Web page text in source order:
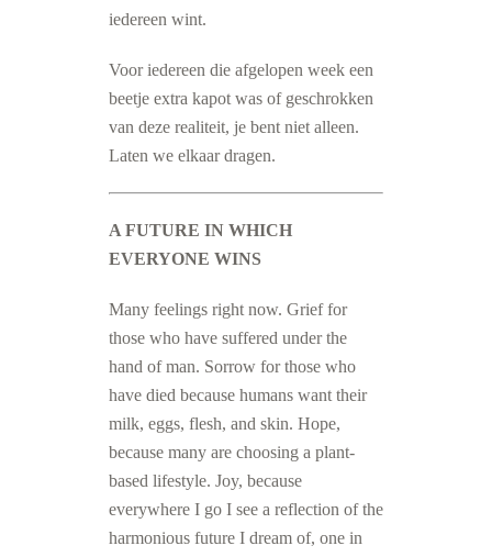
iedereen wint.
Voor iedereen die afgelopen week een
beetje extra kapot was of geschrokken
van deze realiteit, je bent niet alleen.
Laten we elkaar dragen.
A FUTURE IN WHICH
EVERYONE WINS
Many feelings right now. Grief for
those who have suffered under the
hand of man. Sorrow for those who
have died because humans want their
milk, eggs, flesh, and skin. Hope,
because many are choosing a plant-
based lifestyle. Joy, because
everywhere I go I see a reflection of the
harmonious future I dream of, one in